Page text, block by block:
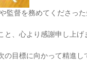
監督を務めてくださっ
、心より感謝申し上げ
目標に向かって精進し